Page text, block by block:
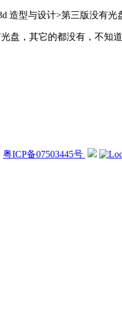
造型与设计>第三版没有
盘，其它的都没有，不知道
粤ICP备07503445号